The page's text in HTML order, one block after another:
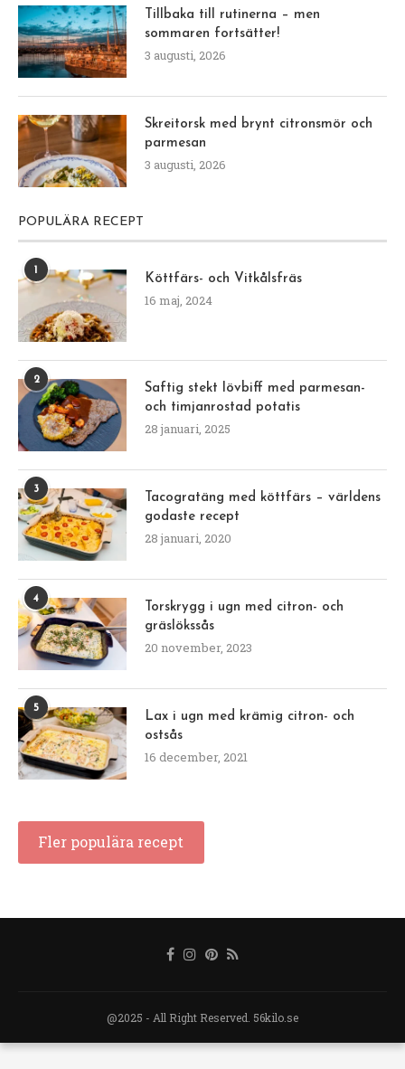
Tillbaka till rutinerna – men
sommaren fortsätter!
3 augusti, 2026
Skreitorsk med brynt citronsmör och
parmesan
3 augusti, 2026
POPULÄRA RECEPT
1
Köttfärs- och Vitkålsfräs
16 maj, 2024
2
Saftig stekt lövbiff med parmesan-
och timjanrostad potatis
28 januari, 2025
3
Tacogratäng med köttfärs – världens
godaste recept
28 januari, 2020
4
Torskrygg i ugn med citron- och
gräslökssås
20 november, 2023
5
Lax i ugn med krämig citron- och
ostsås
16 december, 2021
Fler populära recept
@2025 - All Right Reserved. 56kilo.se